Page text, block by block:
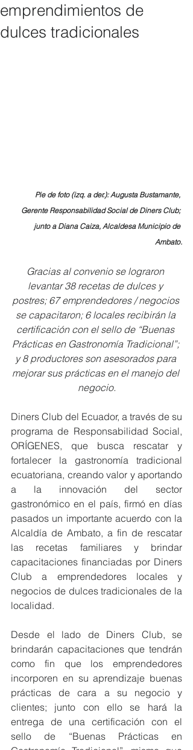
emprendimientos de
dulces tradicionales
Pie de foto (izq. a der.): Augusta Bustamante,
Gerente Responsabilidad Social de Diners Club;
junto a Diana Caiza, Alcaldesa Municipio de
Ambato.
Gracias al convenio se lograron
levantar 38 recetas de dulces y
postres; 67 emprendedores / negocios
se capacitaron; 6 locales recibirán la
certificación con el sello de “Buenas
Prácticas en Gastronomía Tradicional”;
y 8 productores son asesorados para
mejorar sus prácticas en el manejo del
negocio.
Diners Club del Ecuador, a través de su
programa de Responsabilidad Social,
ORÍGENES, que busca rescatar y
fortalecer la gastronomía tradicional
ecuatoriana, creando valor y aportando
a la innovación del sector
gastronómico en el país, firmó en días
pasados un importante acuerdo con la
Alcaldía de Ambato, a fin de rescatar
las recetas familiares y brindar
capacitaciones financiadas por Diners
Club a emprendedores locales y
negocios de dulces tradicionales de la
localidad.
Desde el lado de Diners Club, se
brindarán capacitaciones que tendrán
como fin que los emprendedores
incorporen en su aprendizaje buenas
prácticas de cara a su negocio y
clientes; junto con ello se hará la
entrega de una certificación con el
sello de “Buenas Prácticas en